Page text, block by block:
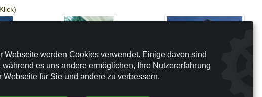
Webseite werden Cookies verwendet. Einige davon sind
während es uns andere ermöglichen, Ihre Nutzererfahrung
Webseite für Sie und andere zu verbessern.